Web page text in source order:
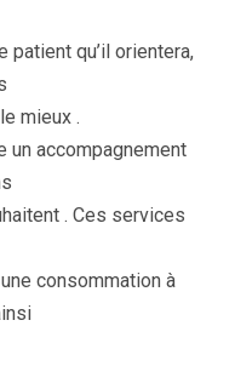
qu’il orientera,
mieux .
un accompagnement
. Ces services
consommation à